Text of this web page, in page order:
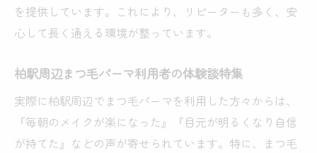
を提供しています。これにより、リピーターも多く、安
心して長く通える環境が整っています。
柏駅周辺まつ毛パーマ利用者の体験談特集
実際に柏駅周辺でまつ毛パーマを利用した方々からは、
『毎朝のメイクが楽になった』『目元が明るくなり自信
が持てた』などの声が寄せられています。特に、まつ毛